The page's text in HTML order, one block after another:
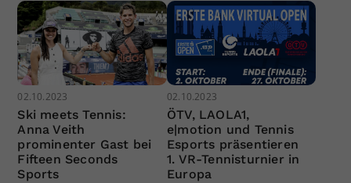
02.10.2023
Ski meets Tennis:
Anna Veith
prominenter Gast bei
Fifteen Seconds
Sports
02.10.2023
ÖTV, LAOLA1,
e|motion und Tennis
Esports präsentieren
1. VR-Tennisturnier in
Europa